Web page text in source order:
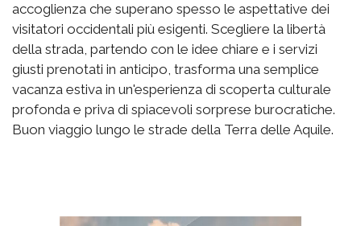
accoglienza che superano spesso le aspettative dei
visitatori occidentali più esigenti. Scegliere la libertà
della strada, partendo con le idee chiare e i servizi
giusti prenotati in anticipo, trasforma una semplice
vacanza estiva in un'esperienza di scoperta culturale
profonda e priva di spiacevoli sorprese burocratiche.
Buon viaggio lungo le strade della Terra delle Aquile.